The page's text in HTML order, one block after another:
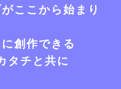
ここから始まり
創作できる
タチと共に